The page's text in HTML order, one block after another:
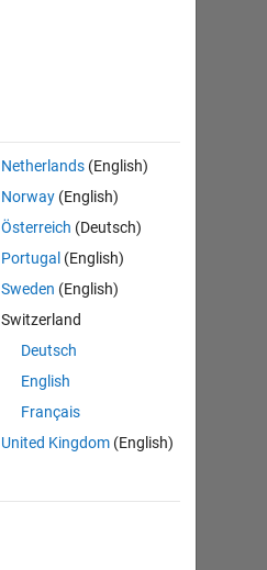
Netherlands (English)
Norway (English)
Österreich (Deutsch)
Portugal (English)
Sweden (English)
Switzerland
Deutsch
English
Français
United Kingdom (English)